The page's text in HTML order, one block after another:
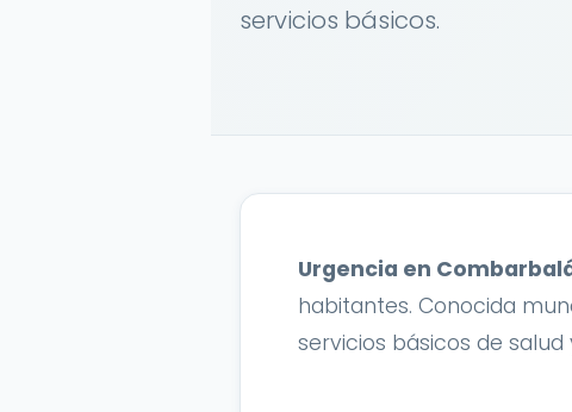
servicios básicos.
Urgencia en
habitantes. Conocida
servicios básicos de